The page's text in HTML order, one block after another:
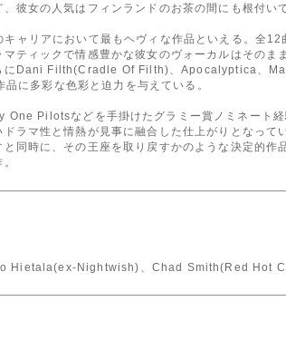
彼女の人気はフィンランドのお茶の間にも根付い
ャリアにおいて最もヘヴィな作品といえる。全
ティックで情感豊かな彼女のヴォーカルはそのま
らにDani Filth(Cradle Of Filth)、Apocalyptica
に多彩な色彩と迫力を与えている。
Pilotsなどを手掛けたグラミー賞ノミネート経
ラマ性と情熱が見事に融合した仕上がりとなっ
同時に、その王座を取り戻すかのような決定的作
Nightwish)、Chad Smith(Red Hot